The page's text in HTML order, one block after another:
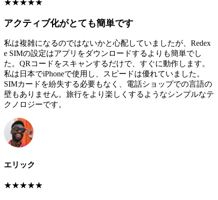
★★★★★
アクティブ化がとても簡単です
私は複雑になるのではないかと心配していましたが、Redex
e SIMの設定はアプリをダウンロードするよりも簡単でし
た。QRコードをスキャンするだけで、すぐに動作します。
私は日本でiPhoneで使用し、スピードは優れていました。
SIMカードを紛失する必要もなく、電話ショップでの言語の
壁もありません。旅行をより楽しくするようなシンプルなテ
クノロジーです。
エリック
★★★★★